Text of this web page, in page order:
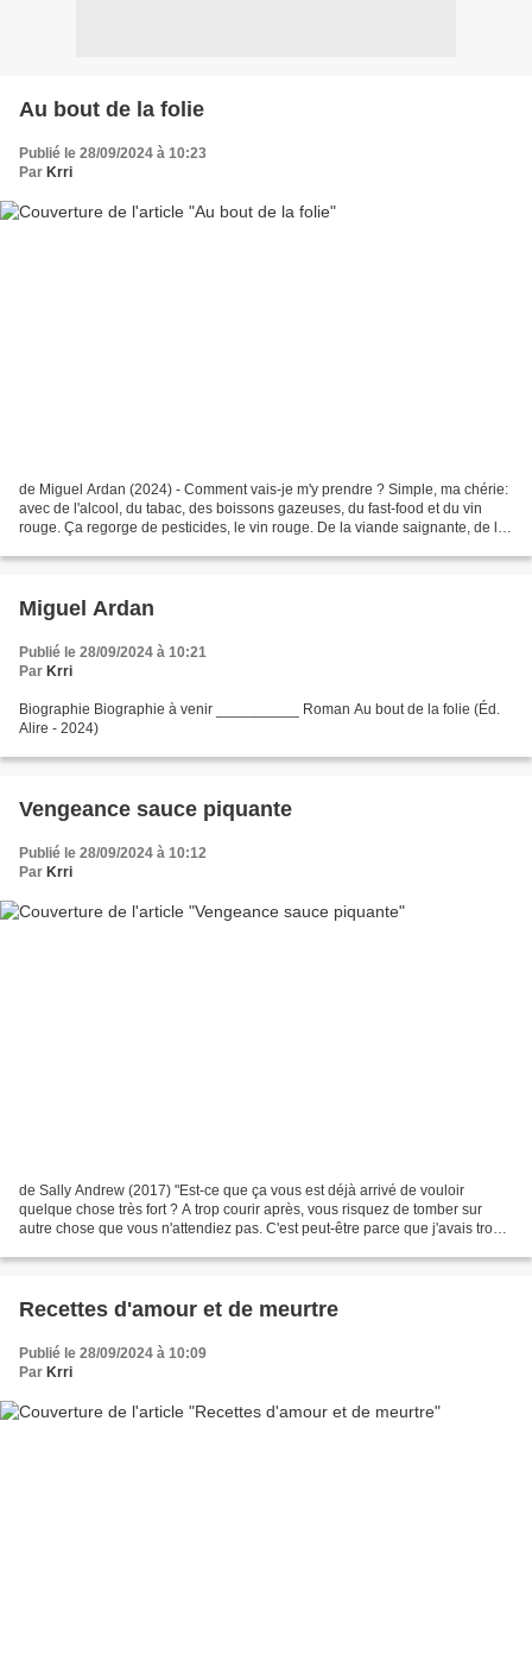
Au bout de la folie
Publié le 28/09/2024 à 10:23
Par Krri
de Miguel Ardan (2024) - Comment vais-je m'y prendre ? Simple, ma chérie:
avec de l'alcool, du tabac, des boissons gazeuses, du fast-food et du vin
rouge. Ça regorge de pesticides, le vin rouge. De la viande saignante, de la
Miguel Ardan
Publié le 28/09/2024 à 10:21
Par Krri
Biographie Biographie à venir __________ Roman Au bout de la folie (Éd.
Alire - 2024)
Vengeance sauce piquante
Publié le 28/09/2024 à 10:12
Par Krri
de Sally Andrew (2017) "Est-ce que ça vous est déjà arrivé de vouloir
quelque chose très fort ? A trop courir après, vous risquez de tomber sur
autre chose que vous n'attendiez pas. C'est peut-être parce que j'avais trop
Recettes d'amour et de meurtre
Publié le 28/09/2024 à 10:09
Par Krri